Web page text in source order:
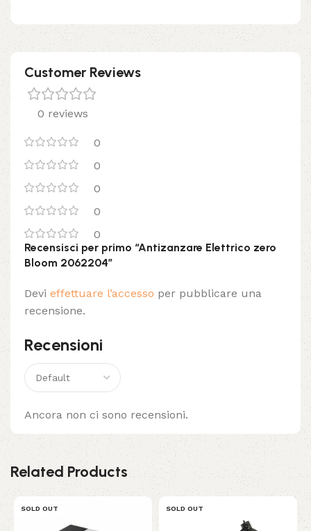
Customer Reviews
0 reviews
0
0
0
0
0
Recensioni
Ancora non ci sono recensioni.
Recensisci per primo “Antizanzare Elettrico zero
Bloom 2062204”
Devi effettuare l’accesso per pubblicare una
recensione.
Related Products
SOLD OUT SOLD OUT